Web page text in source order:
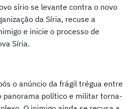
sírio se levante contra o novo
da Síria, recuse a
e inicie o processo de
Síria.
o anúncio da frágil trégua entre
panorama político e militar torna-